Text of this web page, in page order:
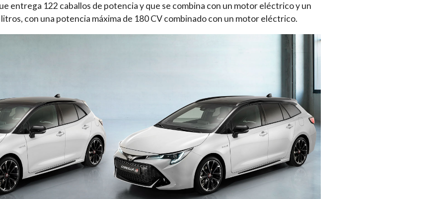
entrega 122 caballos de potencia y que se combina con un motor eléctrico y un
con una potencia máxima de 180 CV combinado con un motor eléctrico.